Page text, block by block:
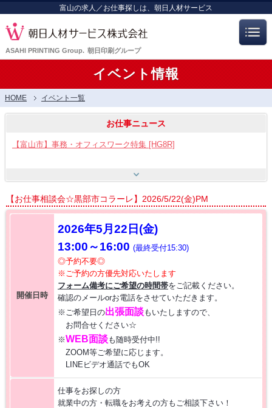
富山の求人／お仕事探しは、朝日人材サービス
ASAHI PRINTING Group. 朝日印刷グループ
イベント情報
HOME イベント一覧
お仕事ニュース
【富山市】事務・オフィスワーク特集 [HG8R]
【富山市】工場・製造ワーク [HG8]
【呉羽射水エリア特集】スタッフ12名大募集!! [HB7]
【お仕事相談会☆流通会館】2026/8/21(金) PM開催
【お仕事相談会☆大久保ふれあいｾﾝﾀｰ】2026/8/26(水)
【お仕事相談会☆黒部市コラーレ】2026/8/21(金)PM
【お仕事相談会☆黒部市コラーレ】2026/8/7(金)PM
派遣から正社員をめざす 〜自分に合った職場を見つける新しい転職の
【お仕事相談会☆黒部市コラーレ】2026/5/22(金)PM
開催日時
2026年5月22 日(金)
13:00～16:00 (最終受付15:30)
◎予約不要◎
※ご予約の方優先対応いたします
フォーム備考にご希望の時間帯をご記載ください。
確認のメールorお電話をさせていただきます。
※ご希望日の出張面談もいたしますので、
お問合せください☆
※WEB面談も随時受付中!!
ZOOM等ご希望に応じます。
LINEビデオ通話でもOK
仕事をお探しの方
就業中の方・転職をお考えの方もご相談下さい！